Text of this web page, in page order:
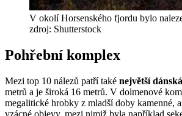
V okolí Horsenského fjordu bylo
zdroj: Shutterstock
Pohřební komplex
Mezi top 10 nálezů patří také největší
metrů a je široká 16 metrů. V dolmenové
megalitické hrobky z mladší doby kamenné,